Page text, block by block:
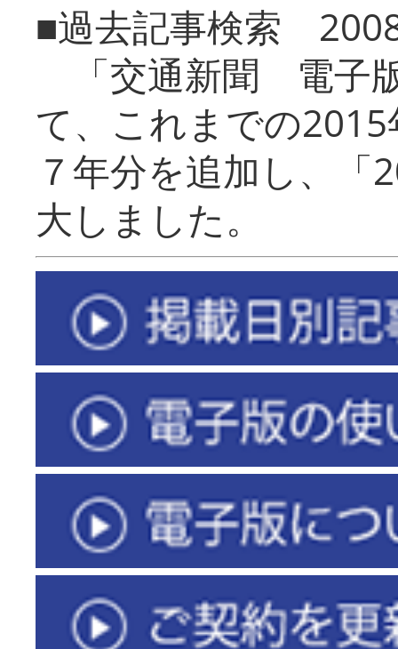
■過去記事検索
「交通新聞 電子
て、これまでの
７年分を追加し、「
大しまし